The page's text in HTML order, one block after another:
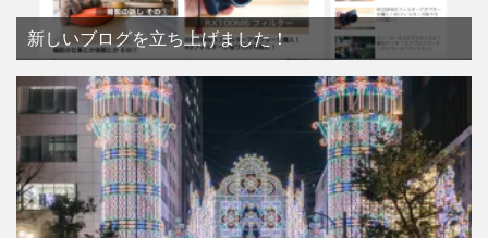
新しいブログを立ち上げました！